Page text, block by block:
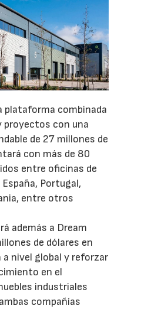
plataforma combinada
con una
de 27 millones de
con más de 80
entre oficinas de
Portugal,
entre otros
además a Dream
de dólares en
nivel global y reforzar
en el
industriales
compañías